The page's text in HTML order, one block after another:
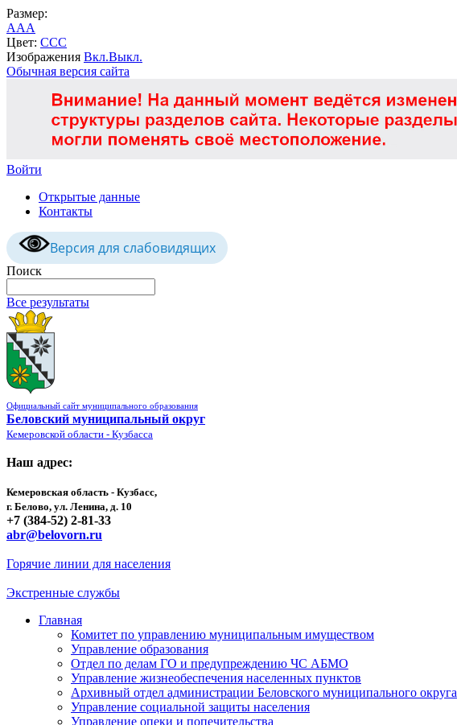
Размер:
AAA
Цвет: CCC
Изображения Вкл.Выкл.
Обычная версия сайта
Войти
Открытые данные
Контакты
Версия для слабовидящих
Поиск
Все результаты
Официальный сайт муниципального образования
Беловский муниципальный округ
Кемеровской области - Кузбасса
Наш адрес:
Кемеровская область - Кузбасс,
г. Белово, ул. Ленина, д. 10
+7 (384-52) 2-81-33
abr@belovorn.ru
Горячие линии для населения
Экстренные службы
Главная
Комитет по управлению муниципальным имуществом
Управление образования
Отдел по делам ГО и предупреждению ЧС АБМО
Управление жизнеобеспечения населенных пунктов
Архивный отдел администрации Беловского муниципального округа
Управление социальной защиты населения
Управление опеки и попечительства